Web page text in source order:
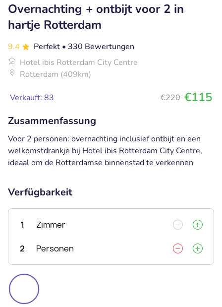
Overnachting + ontbijt voor 2 in
hartje Rotterdam
9.4 Perfekt • 330 Bewertungen
Hotel ibis Rotterdam City Centre
Rotterdam (409km)
Verkauft: 83 €220 €115
Zusammenfassung
Voor 2 personen: overnachting inclusief ontbijt en een
welkomstdrankje bij Hotel ibis Rotterdam City Centre,
ideaal om de Rotterdamse binnenstad te verkennen
Verfügbarkeit
1 Zimmer
2 Personen